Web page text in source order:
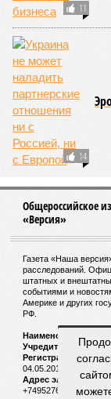
11
14
Общероссийское
«Версия»
Газета «Наша
расследований.
штатных и
событиями и
Америке и других
РФ.
Наименование:
Учредитель:
ООО
Регистрационный
04.05.2018 г.
Адрес
+74952760348